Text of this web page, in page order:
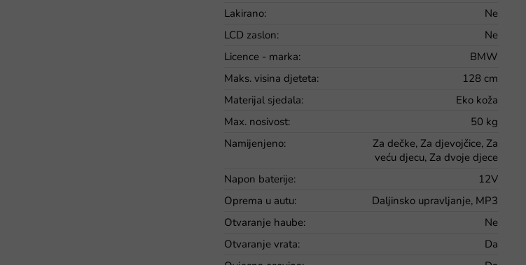
Lakirano:
Ne
LCD zaslon:
Ne
Licence - marka:
BMW
Maks. visina djeteta:
128 cm
Materijal sjedala:
Eko koža
Max. nosivost:
50 kg
Namijenjeno:
Za dečke, Za djevojčice, Za
veću djecu, Za dvoje djece
Napon baterije:
12V
Oprema u autu:
Daljinsko upravljanje, MP3
Otvaranje haube:
Ne
Otvaranje vrata:
Da